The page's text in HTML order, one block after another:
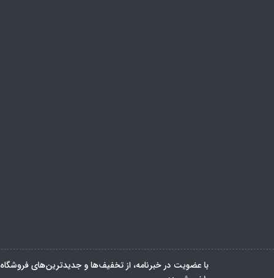
با عضویت در خبرنامه، از تخفیف‌ها و جدیدترین‌های فروشگاه